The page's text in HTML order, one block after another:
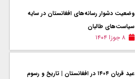
وضعیت دشوار رسانه‌های افغانستان در سایه
سیاست‌های طالبان
۸ جوزا ۱۴۰۴
عید قربان ۱۴۰۴ در افغانستان | تاریخ و رسوم